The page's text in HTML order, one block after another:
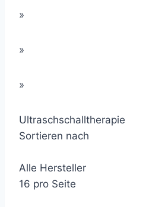
»
»
»
Ultraschschalltherapie
Sortieren nach
Alle Hersteller
16 pro Seite